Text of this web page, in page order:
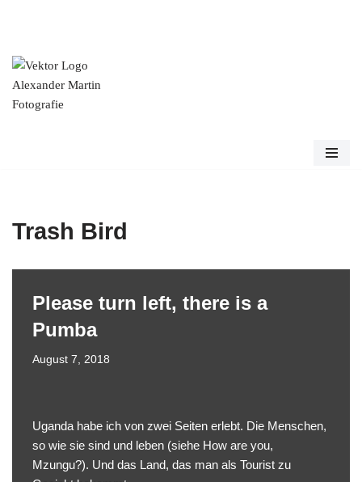
Inhalt
springen
Trash Bird
Please turn left, there is a
Pumba
August 7, 2018
Uganda habe ich von zwei Seiten erlebt. Die Menschen,
so wie sie sind und leben (siehe How are you,
Mzungu?). Und das Land, das man als Tourist zu